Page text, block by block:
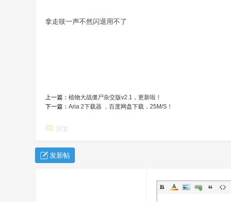
拿走吱一声不然闪退用不了
上一篇： 植物大战僵尸杂交版v2.1，更新啦！
下一篇： Aria 2下载器 ，百度网盘下载，25M/S！
回复
发新帖